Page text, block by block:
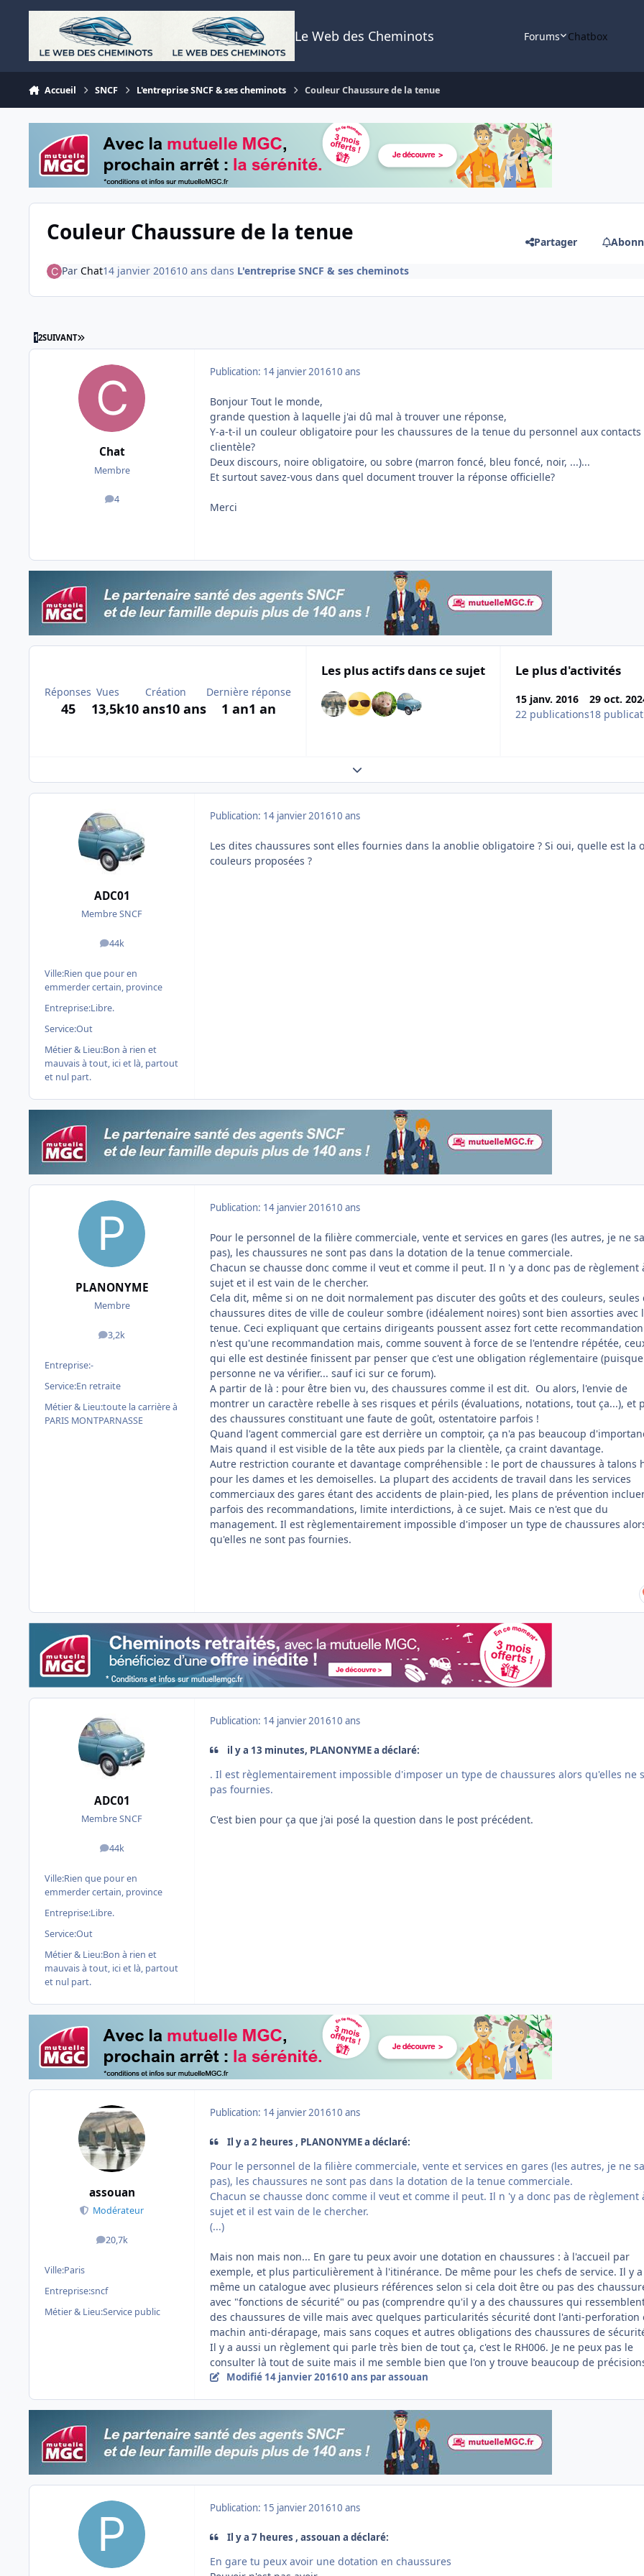
Aller au contenu
Le Web des Cheminots Forums Chatbox
Accueil SNCF L'entreprise SNCF & ses cheminots Couleur Chaussure de la tenue
Couleur Chaussure de la tenue Partager
Par Chat14 janvier 201610 ans dans L'entreprise SNCF & ses cheminots
12SUIVANT DERNIÈRE PAGE
Chat
Membre
4
messages
Publication: 14 janvier 201610 ans
Bonjour Tout le monde,
grande question à laquelle j'ai dû mal à trouver une réponse,
Y-a-t-il un couleur obligatoire pour les chaussures de la tenue du personnel aux contacts
clientèle?
Deux discours, noire obligatoire, ou sobre (marron foncé, bleu foncé, noir, ...)...
Et surtout savez-vous dans quel document trouver la réponse officielle?
Merci
Réponses
45
Vues
13,5k
Création
10 ans10 ans
Dernière réponse
1 an1 an
Les plus actifs dans ce sujet Le plus d'activités
15 janv. 2016
22 publications
29 oct.
18
Expand topic overview
ADC01
Membre SNCF
44k
messages
Ville:Rien que pour en
emmerder certain, province
Entreprise:Libre.
Service:Out
Métier & Lieu:Bon à rien et
mauvais à tout, ici et là, partout
et nul part.
Publication: 14 janvier 201610 ans
Les dites chaussures sont elles fournies dans la anoblie obligatoire ? Si oui, quelle est la
couleurs proposées ?
PLANONYME
Membre
3,2k
messages
Entreprise:-
Service:En retraite
Métier & Lieu:toute la carrière à
PARIS MONTPARNASSE
Publication: 14 janvier 201610 ans
Pour le personnel de la filière commerciale, vente et services en gares (les autres, je ne
pas), les chaussures ne sont pas dans la dotation de la tenue commerciale.
Chacun se chausse donc comme il veut et comme il peut. Il n 'y a donc pas de règlement
sujet et il est vain de le chercher.
Cela dit, même si on ne doit normalement pas discuter des goûts et des couleurs, seules
chaussures dites de ville de couleur sombre (idéalement noires) sont bien assorties avec
tenue. Ceci expliquant que certains dirigeants poussent assez fort cette
n'est qu'une recommandation mais, comme souvent à force de se l'entendre répétée,
qui elle est destinée finissent par penser que c'est une obligation réglementaire (puisque
personne ne va vérifier... sauf ici sur ce forum).
A partir de là : pour être bien vu, des chaussures comme il est dit. Ou alors, l'envie de
montrer un caractère rebelle à ses risques et périls (évaluations, notations, tout ça...), et
des chaussures constituant une faute de goût, ostentatoire parfois !
Quand l'agent commercial gare est derrière un comptoir, ça n'a pas beaucoup
Mais quand il est visible de la tête aux pieds par la clientèle, ça craint davantage.
Autre restriction courante et davantage compréhensible : le port de chaussures à talons
pour les dames et les demoiselles. La plupart des accidents de travail dans les services
commerciaux des gares étant des accidents de plain-pied, les plans de prévention
parfois des recommandations, limite interdictions, à ce sujet. Mais ce n'est que du
management. Il est règlementairement impossible d'imposer un type de chaussures
qu'elles ne sont pas fournies.
ADC01
Membre SNCF
44k
messages
Ville:Rien que pour en
emmerder certain, province
Entreprise:Libre.
Service:Out
Métier & Lieu:Bon à rien et
mauvais à tout, ici et là, partout
et nul part.
Publication: 14 janvier 201610 ans
il y a 13 minutes, PLANONYME a déclaré:
. Il est règlementairement impossible d'imposer un type de chaussures alors qu'elles ne
pas fournies.
C'est bien pour ça que j'ai posé la question dans le post précédent.
assouan
Modérateur
20,7k
messages
Ville:Paris
Entreprise:sncf
Métier & Lieu:Service public
Publication: 14 janvier 201610 ans
Il y a 2 heures , PLANONYME a déclaré:
Pour le personnel de la filière commerciale, vente et services en gares (les autres, je ne
pas), les chaussures ne sont pas dans la dotation de la tenue commerciale.
Chacun se chausse donc comme il veut et comme il peut. Il n 'y a donc pas de règlement
sujet et il est vain de le chercher.
(...)
Mais non mais non... En gare tu peux avoir une dotation en chaussures : à l'accueil par
exemple, et plus particulièrement à l'itinérance. De même pour les chefs de service. Il y a
même un catalogue avec plusieurs références selon si cela doit être ou pas des
avec "fonctions de sécurité" ou pas (comprendre qu'il y a des chaussures qui
des chaussures de ville mais avec quelques particularités sécurité dont l'anti-perforation
machin anti-dérapage, mais sans coques et autres obligations des chaussures de
Il y a aussi un règlement qui parle très bien de tout ça, c'est le RH006. Je ne peux pas le
consulter là tout de suite mais il me semble bien que l'on y trouve beaucoup de
Modifié 14 janvier 201610 ans par assouan
Publication: 15 janvier 201610 ans
Il y a 7 heures , assouan a déclaré:
En gare tu peux avoir une dotation en chaussures